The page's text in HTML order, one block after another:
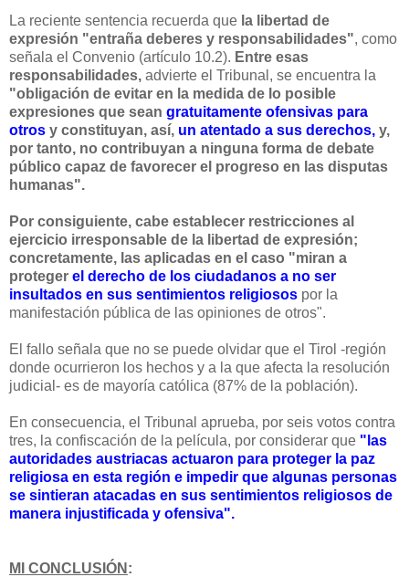
La reciente sentencia recuerda que la libertad de
expresión "entraña deberes y responsabilidades", como
señala el Convenio (artículo 10.2). Entre esas
responsabilidades, advierte el Tribunal, se encuentra la
"obligación de evitar en la medida de lo posible
expresiones que sean gratuitamente ofensivas para
otros y constituyan, así, un atentado a sus derechos, y,
por tanto, no contribuyan a ninguna forma de debate
público capaz de favorecer el progreso en las disputas
humanas".
Por consiguiente, cabe establecer restricciones al
ejercicio irresponsable de la libertad de expresión;
concretamente, las aplicadas en el caso "miran a
proteger el derecho de los ciudadanos a no ser
insultados en sus sentimientos religiosos por la
manifestación pública de las opiniones de otros".
El fallo señala que no se puede olvidar que el Tirol -región
donde ocurrieron los hechos y a la que afecta la resolución
judicial- es de mayoría católica (87% de la población).
En consecuencia, el Tribunal aprueba, por seis votos contra
tres, la confiscación de la película, por considerar que "las
autoridades austriacas actuaron para proteger la paz
religiosa en esta región e impedir que algunas personas
se sintieran atacadas en sus sentimientos religiosos de
manera injustificada y ofensiva".
MI CONCLUSIÓN :